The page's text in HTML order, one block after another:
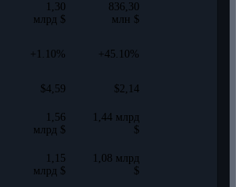
1,30
млрд $
836,30
млн $
+1.10% +45.10%
$4,59 $2,14
1,56
млрд $
1,44 млрд
$
1,15
млрд $
1,08 млрд
$